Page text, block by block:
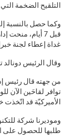
التلقيح الضخمة التي
وكما حصل بالنسبة
قبل 7 أيام،
غداة إعطاء لجنة
وقال الرئيس دونالد
من جهته قال رئيس
الأميركيّة قد
وموديرنا شركة
طلبها للحصول